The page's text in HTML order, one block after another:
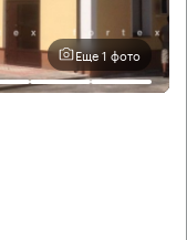
Еще 1 фото